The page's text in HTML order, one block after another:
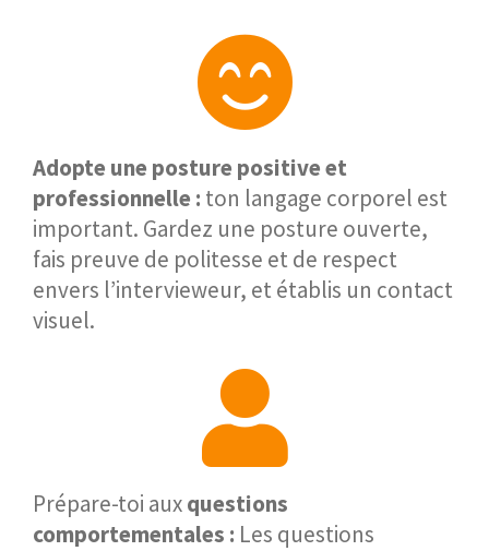
Adopte une posture positive et
professionnelle : ton langage corporel est
important. Gardez une posture ouverte,
fais preuve de politesse et de respect
envers l’intervieweur, et établis un contact
visuel.
Prépare-toi auxquestions
comportementales : Les questions